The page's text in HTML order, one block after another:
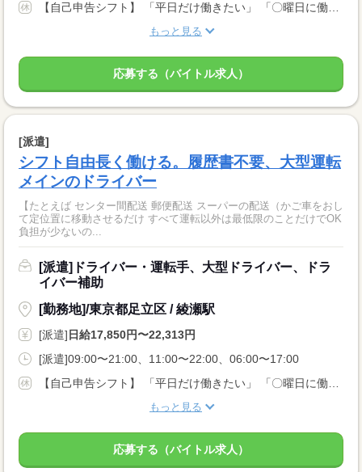
【自己申告シフト】 「平日だけ働きたい」 「〇曜日に働きたい」 など、働き方は自分で選べます。 曜日・時間についてのご希望も 面談の際に教えてくださいね。 ※こちらは中型以上のお仕事の例です
もっと見る
応募する（バイトル求人）
[派遣]
シフト自由長く働ける。履歴書不要、大型運転
メインのドライバー
【たとえば センター間配送 郵便配送 スーパーの配送（かご車をおし
て定位置に移動させるだけ すべて運転以外は最低限のことだけでOK
負担が少ないの...
[派遣]ドライバー・運転手、大型ドライバー、ドラ
イバー補助
[勤務地]/東京都足立区 / 綾瀬駅
[派遣] 日給17,850円〜22,313円
[派遣]09:00〜21:00、11:00〜22:00、06:00〜17:00
【自己申告シフト】 「平日だけ働きたい」 「〇曜日に働きたい」 など、働き方は自分で選べます。 曜日・時間についてのご希望も 面談の際に教えてくださいね。 ※こちらは中型以上のお仕事の例です
もっと見る
応募する（バイトル求人）